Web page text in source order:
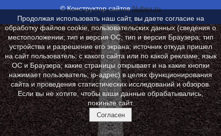
© Конструктор сайтовNubex.ru
Продолжая использовать наш сайт, вы даете согласие на
обработку файлов cookie, пользовательских данных (сведения о
местоположении; тип и версия ОС; тип и версия Браузера; тип
устройства и разрешение его экрана; источник откуда пришел
на сайт пользователь; с какого сайта или по какой рекламе; язык
ОС и Браузера; какие страницы открывает и на какие кнопки
нажимает пользователь; ip-адрес) в целях функционирования
сайта и проведения статистических исследований и обзоров.
Если вы не хотите, чтобы ваши данные обрабатывались,
покиньте сайт.
Согласен